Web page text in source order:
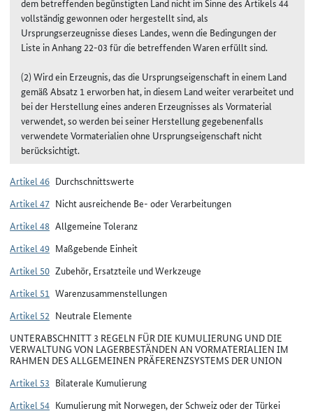
vollständig gewonnen oder hergestellt sind, als
Ursprungserzeugnisse dieses Landes, wenn die Bedingungen der
Liste in Anhang 22-03 für die betreffenden Waren erfüllt sind.
(2) Wird ein Erzeugnis, das die Ursprungseigenschaft in einem Land
gemäß Absatz 1 erworben hat, in diesem Land weiter verarbeitet und
bei der Herstellung eines anderen Erzeugnisses als Vormaterial
verwendet, so werden bei seiner Herstellung gegebenenfalls
verwendete Vormaterialien ohne Ursprungseigenschaft nicht
berücksichtigt.
Artikel 46 Durchschnittswerte
Artikel 47 Nicht ausreichende Be- oder Verarbeitungen
Artikel 48 Allgemeine Toleranz
Artikel 49 Maßgebende Einheit
Artikel 50 Zubehör, Ersatzteile und Werkzeuge
Artikel 51 Warenzusammenstellungen
Artikel 52 Neutrale Elemente
UNTERABSCHNITT 3 REGELN FÜR DIE KUMULIERUNG UND DIE
VERWALTUNG VON LAGERBESTÄNDEN AN VORMATERIALIEN IM
RAHMEN DES ALLGEMEINEN PRÄFERENZSYSTEMS DER UNION
Artikel 53 Bilaterale Kumulierung
Artikel 54 Kumulierung mit Norwegen, der Schweiz oder der Türkei